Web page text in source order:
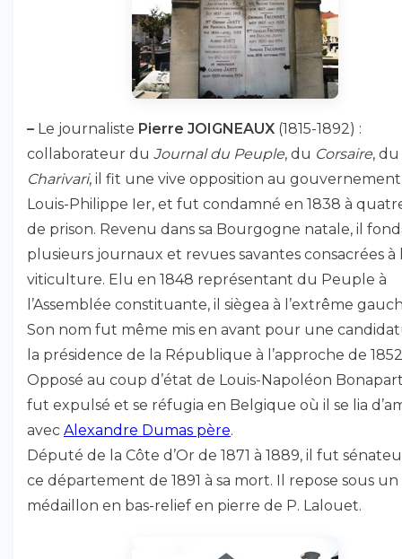
– Le journaliste Pierre JOIGNEAUX (1815-1892) :
collaborateur du Journal du Peuple, du Corsaire, du
Charivari, il fit une vive opposition au
Louis-Philippe Ier, et fut condamné en 1838 à
de prison. Revenu dans sa Bourgogne natale, il
plusieurs journaux et revues savantes consacrées à
viticulture. Elu en 1848 représentant du Peuple à
l’Assemblée constituante, il siègea à l’extrême
Son nom fut même mis en avant pour une
la présidence de la République à l’approche de
Opposé au coup d’état de Louis-Napoléon
fut expulsé et se réfugia en Belgique où il se lia
avec Alexandre Dumas père.
Député de la Côte d’Or de 1871 à 1889, il fut
ce département de 1891 à sa mort. Il repose sous un
médaillon en bas-relief en pierre de P. Lalouet.